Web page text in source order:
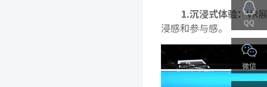
1.沉浸式体验：VR
浸感和参与感。
QQ
微信